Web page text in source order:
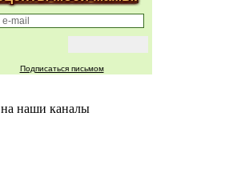
Подписаться письмом
наши каналы